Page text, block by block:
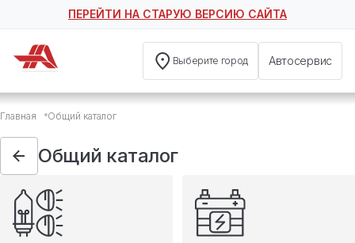
ПЕРЕЙТИ НА СТАРУЮ ВЕРСИЮ САЙТА
Выберите город Автосервис
Общий каталог
Автосвет
Автотовары
Запчасти
Масла и технические жидкости
Мототовары
Туризм
Главная Общий каталог
Общий каталог